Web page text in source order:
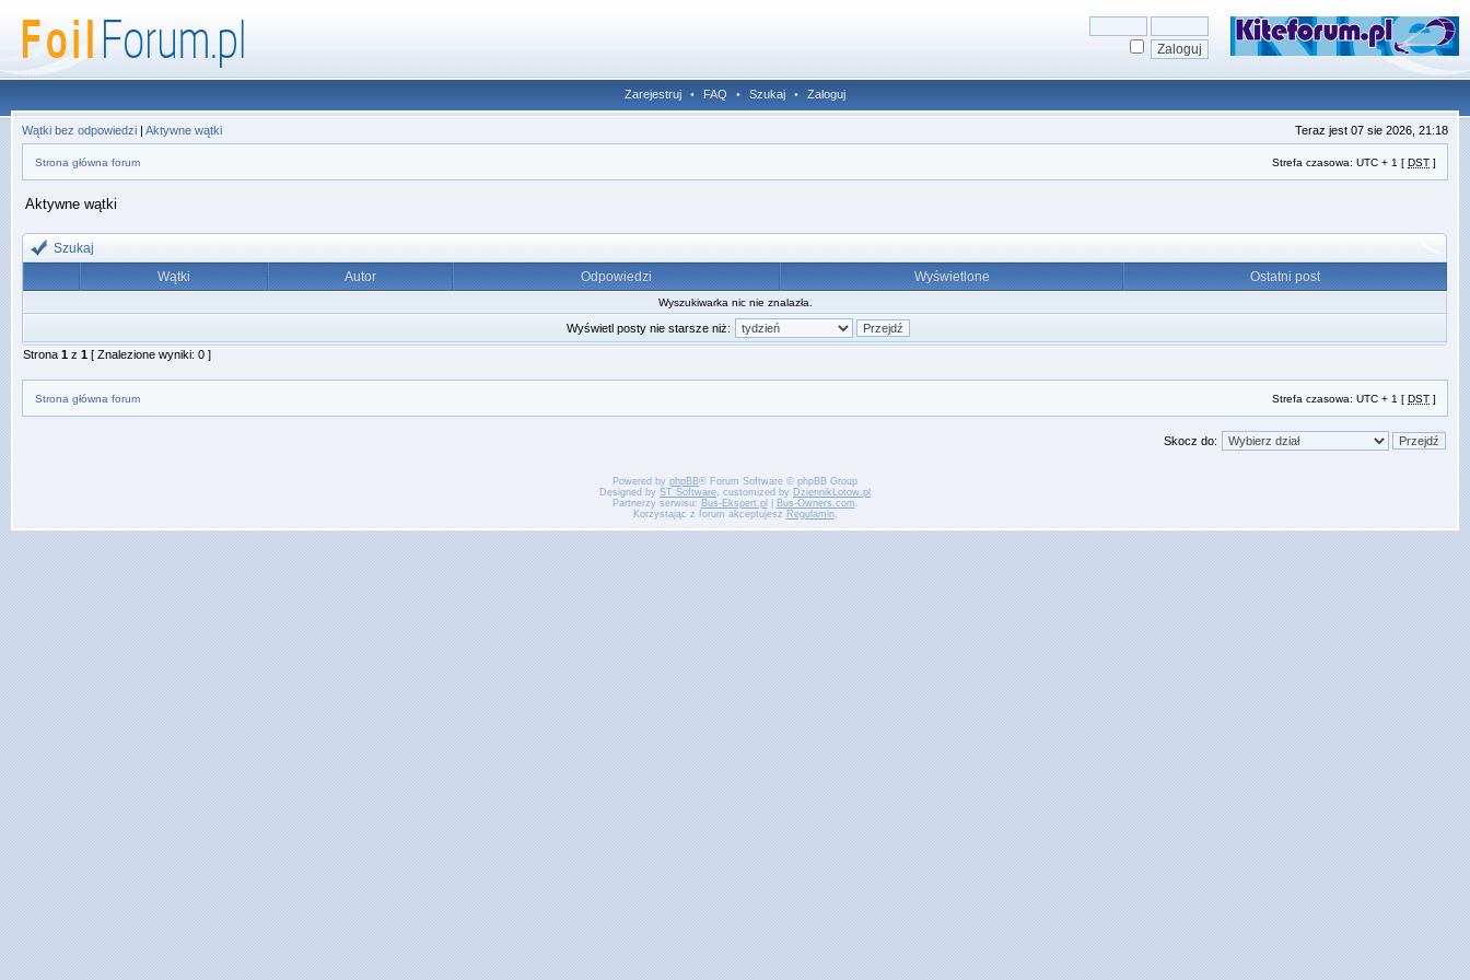
Zarejestruj • FAQ • Szukaj • Zaloguj
Wątki bez odpowiedzi | Aktywne wątki Teraz jest 07 sie 2026, 21:18
Strona główna forum Strefa czasowa: UTC + 1 [ DST ]
Aktywne wątki
Szukaj
Wątki
Autor Odpowiedzi Wyświetlone Ostatni post
Wyszukiwarka nic nie znalazła.
Wyświetl posty nie starsze niż:
Strona 1 z 1 [ Znalezione wyniki: 0 ]
Strona główna forum Strefa czasowa: UTC + 1 [ DST ]
Skocz do:
Powered by phpBB® Forum Software © phpBB Group
Designed by ST Software, customized by DziennikLotow.pl
Partnerzy serwisu: Bus-Ekspert.pl Bus-Owners.com .
Korzystając z forum akceptujesz Regulamin.